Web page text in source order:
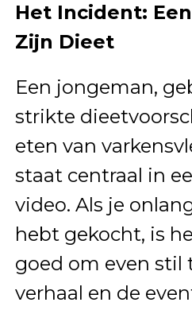
Het Incident:
Zijn Dieet
Een jongeman,
strikte
eten van
staat centraal in
video. Als je
hebt gekocht, is
goed om even stil
verhaal en de